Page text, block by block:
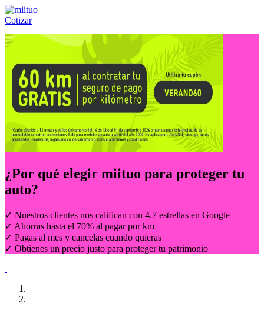
Cotizar
Llámanos al:(55) 84-21-05-00 ó
¿Por qué elegir miituo para proteger tu
auto?
✓ Nuestros clientes nos califican con 4.7 estrellas en Google
✓ Ahorras hasta el 70% al pagar por km
✓ Pagas al mes y cancelas cuando quieras
✓ Obtienes un precio justo para proteger tu patrimonio